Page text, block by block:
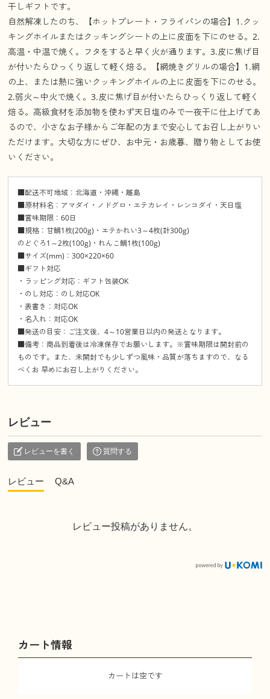
干しギフトです。
自然解凍したのち、【ホットプレート・フライパンの場合】1.クッ
キングホイルまたはクッキングシートの上に皮面を下にのせる。2.
高温・中温で焼く。フタをすると早く火が通ります。3.皮に焦げ目
が付いたらひっくり返して軽く焙る。【網焼きグリルの場合】1.網
の上、または熱に強いクッキングホイルの上に皮面を下にのせる。
2.弱火～中火で焼く。3.皮に焦げ目が付いたらひっくり返して軽く
焙る。高級食材を添加物を使わず天日塩のみで一夜干に仕上げてあ
るので、小さなお子様からご年配の方まで安心してお召し上がりい
ただけます。大切な方にぜひ、お中元・お歳暮、贈り物としてお使
いください。
■配送不可地域：北海道・沖縄・離島
■原材料名：アマダイ・ノドグロ・エテカレイ・レンコダイ・天日塩
■賞味期限：60日
■規格：甘鯛1枚(200g)・エテかれい3～4枚(計300g)
のどぐろ1～2枚(100g)・れんこ鯛1枚(100g)
■サイズ(mm)：300×220×60
■ギフト対応
・ラッピング対応：ギフト包装OK
・のし対応：のし対応OK
・表書き：対応OK
・名入れ：対応OK
■発送の目安：ご注文後、4～10営業日以内の発送となります。
■備考：商品到着後は冷凍保存でお願いします。※賞味期限は開封前の
ものです。また、未開封でも少しずつ風味・品質が落ちますので、なる
べくお 早めにお召し上がりください。
レビュー
レビューを書く 質問する
レビュー Q&A
レビュー投稿がありません。
カート情報
カートは空です